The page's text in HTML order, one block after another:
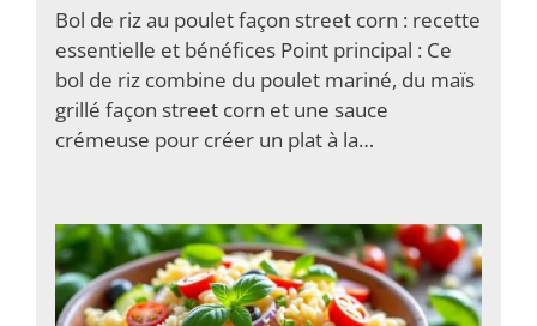
Bol de riz au poulet façon street corn : recette
essentielle et bénéfices Point principal : Ce
bol de riz combine du poulet mariné, du maïs
grillé façon street corn et une sauce
crémeuse pour créer un plat à la…